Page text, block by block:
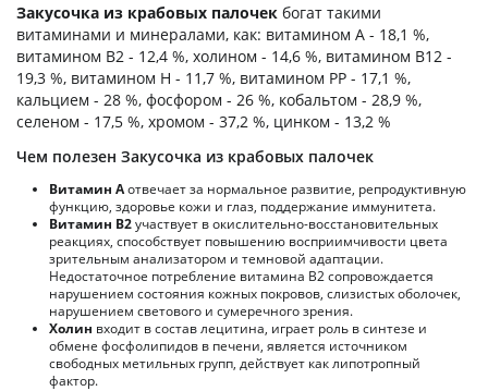
Закусочка из крабовых палочек богат такими
витаминами и минералами, как: витамином А - 18,1 %,
витамином B2 - 12,4 %, холином - 14,6 %, витамином B12 -
19,3 %, витамином H - 11,7 %, витамином PP - 17,1 %,
кальцием - 28 %, фосфором - 26 %, кобальтом - 28,9 %,
селеном - 17,5 %, хромом - 37,2 %, цинком - 13,2 %
Чем полезен Закусочка из крабовых палочек
Витамин Аотвечает за нормальное развитие, репродуктивную
функцию, здоровье кожи и глаз, поддержание иммунитета.
Витамин В2участвует в окислительно-восстановительных
реакциях, способствует повышению восприимчивости цвета
зрительным анализатором и темновой адаптации.
Недостаточное потребление витамина В2 сопровождается
нарушением состояния кожных покровов, слизистых оболочек,
нарушением светового и сумеречного зрения.
Холин входит в состав лецитина, играет роль в синтезе и
обмене фосфолипидов в печени, является источником
свободных метильных групп, действует как липотропный
фактор.